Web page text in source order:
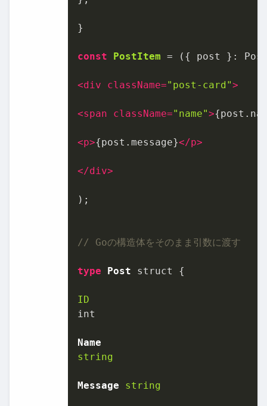
}
const PostItem = ( { post }:
<div className="post-card">
<span className="name">
<p>{post.message}</p>
</div>
);
// Goの構造体をそのまま引数に渡す
type Post struct {
ID
int
Name
string
Message string